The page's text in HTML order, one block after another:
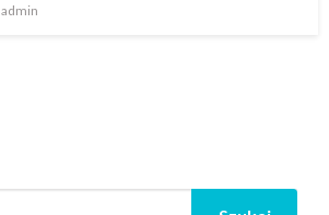
admin